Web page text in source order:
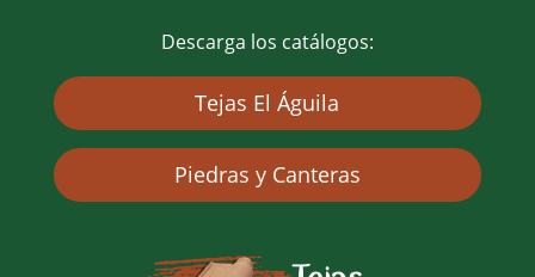
Descarga los catálogos:
Tejas El Águila
Piedras y Canteras